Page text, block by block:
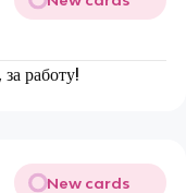
работу!
New cards